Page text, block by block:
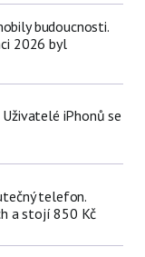
budoucnosti.
2026 byl
iPhonů se
telefon.
a stojí 850 Kč